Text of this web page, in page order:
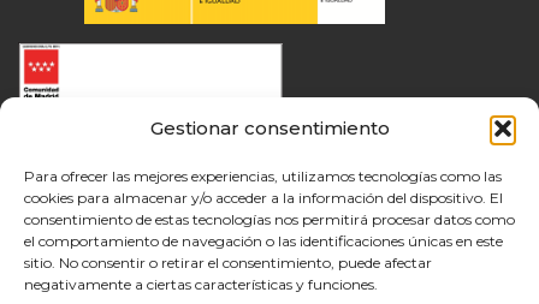
Gestionar consentimiento
Para ofrecer las mejores experiencias, utilizamos tecnologías como las
cookies para almacenar y/o acceder a la información del dispositivo. El
consentimiento de estas tecnologías nos permitirá procesar datos como
el comportamiento de navegación o las identificaciones únicas en este
sitio. No consentir o retirar el consentimiento, puede afectar
negativamente a ciertas características y funciones.